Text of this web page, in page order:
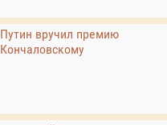
Путин вручил премию
Кончаловскому